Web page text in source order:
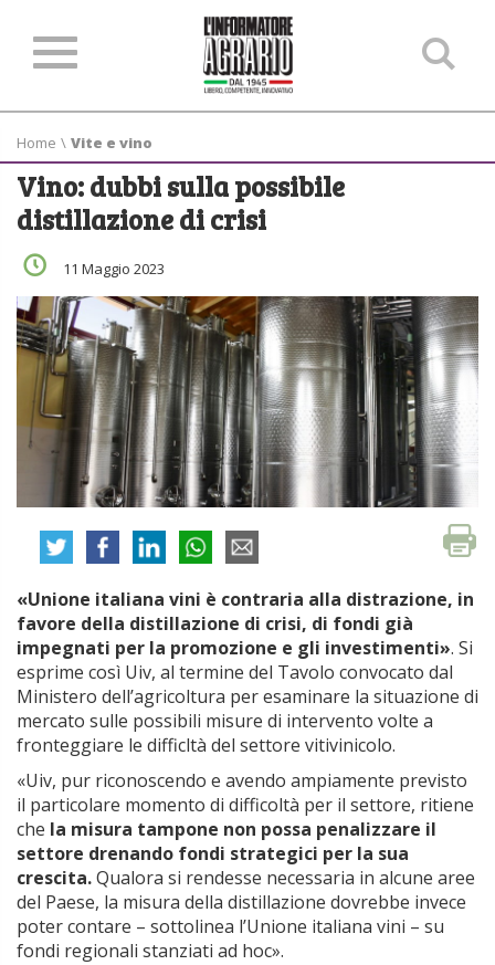
Home \ Vite e vino
Vino: dubbi sulla possibile
distillazione di crisi
11 Maggio 2023
«Unione italiana vini è contraria alla distrazione, in
favore della distillazione di crisi, di fondi già
impegnati per la promozione e gli investimenti». Si
esprime così Uiv, al termine del Tavolo convocato dal
Ministero dell’agricoltura per esaminare la situazione di
mercato sulle possibili misure di intervento volte a
fronteggiare le difficltà del settore vitivinicolo.
«Uiv, pur riconoscendo e avendo ampiamente previsto
il particolare momento di difficoltà per il settore, ritiene
che la misura tampone non possa penalizzare il
settore drenando fondi strategici per la sua
crescita.Qualora si rendesse necessaria in alcune aree
del Paese, la misura della distillazione dovrebbe invece
poter contare – sottolinea l’Unione italiana vini – su
fondi regionali stanziati ad hoc».